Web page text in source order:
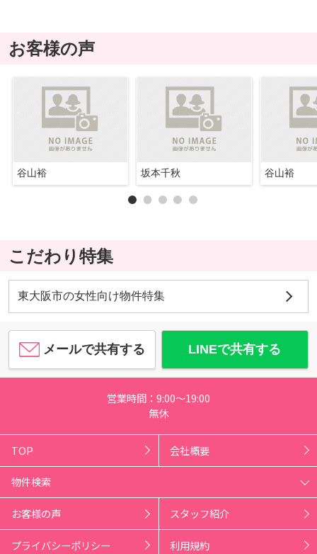
お客様の声
谷山裕 坂本千秋 谷山裕
こだわり特集
東大阪市の女性向け物件特集
メールで共有する LINEで共有する
営業時間：9:00～19:00
無休
TOP 会社概要
物件検索
お客様の声 スタッフ紹介
プライバシーポリシー 利用規約